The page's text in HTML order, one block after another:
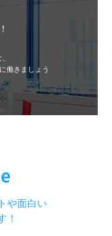
働きましょう
や面白い
！